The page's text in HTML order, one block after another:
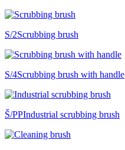
S/2Scrubbing brush
S/4Scrubbing brush with handle
Š/PPIndustrial scrubbing brush